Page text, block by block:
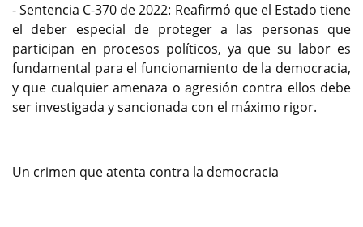
- Sentencia C-370 de 2022: Reafirmó que el Estado tiene
el deber especial de proteger a las personas que
participan en procesos políticos, ya que su labor es
fundamental para el funcionamiento de la democracia,
y que cualquier amenaza o agresión contra ellos debe
ser investigada y sancionada con el máximo rigor.
Un crimen que atenta contra la democracia